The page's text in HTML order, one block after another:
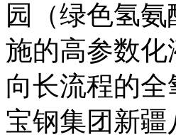
园（绿色氢
施的高参数
向长流程的
宝钢集团新疆